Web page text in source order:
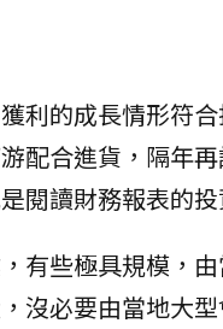
利的成長情形符
配合進貨，隔年
閱讀財務報表的
有些極具規模，
沒必要由當地大